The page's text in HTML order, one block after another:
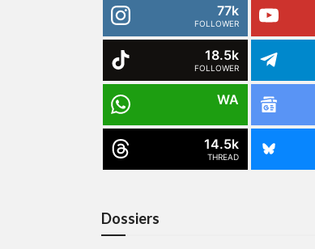
77k
FOLLOWER
18.5k
FOLLOWER
WA
14.5k
THREAD
Dossiers